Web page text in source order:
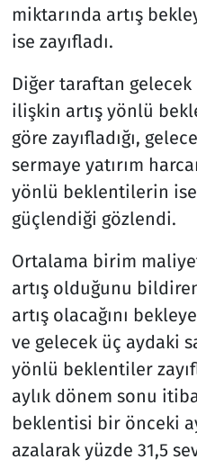
miktarında artış
ise zayıfladı.
Diğer taraftan
ilişkin artış yönlü
göre zayıfladığı,
sermaye yatırım
yönlü beklentilerin
güçlendiği gözlendi.
Ortalama birim
artış olduğunu
artış olacağını
ve gelecek üç aydaki
yönlü beklentiler
aylık dönem sonu
beklentisi bir önceki
azalarak yüzde 31,5